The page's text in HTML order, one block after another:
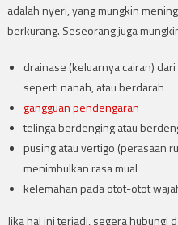
adalah nyeri, yang mungkin
berkurang. Seseorang juga
drainase (keluarnya cairan)
seperti nanah, atau berdarah
gangguan pendengaran
telinga berdenging atau
pusing atau vertigo (perasaan
menimbulkan rasa mual
kelemahan pada otot-otot
Jika hal ini terjadi, segera hubungi